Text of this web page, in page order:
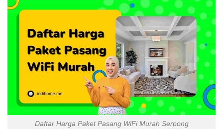
Daftar Harga Paket Pasang WiFi Murah Serpong